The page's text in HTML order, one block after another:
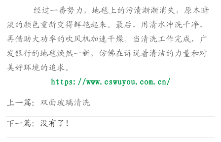
经过一番努力，地毯上的污渍渐渐消失，原本暗
淡的颜色重新变得鲜艳起来。最后，用清水冲洗干净，
再借助大功率的吹风机加速干燥。当清洗工作完成，广
发银行的地毯焕然一新，仿佛在诉说着清洁的力量和对
美好环境的追求。
https://www.cswuyou.com.cn/
上一篇： 双面玻璃清洗
下一篇：没有了！